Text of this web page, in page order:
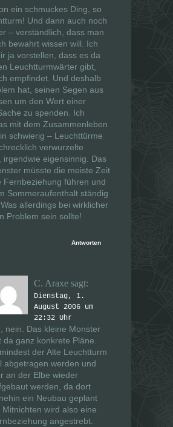
f
f
n
e
t
)
ein schmuckes Ding, so
Und dann auch noch
– verständlich, dass man
bewahrt wissen will. Ich
ja vorstellen, dass es da
Leuchtturmwärter gibt,
empfindet. Und deshalb
hat, seinen Segen aus
um den Wert einer
zu spenden. Ich
mit dem Zusammenleben
schwierig – Leuchttürme
verwurzelte
irgendwie eigensinnig. Das
müsste die meiste Zeit
Fernbeziehung führen und
Sommeraufenthalt ständig
allerdings bei wirklicher
Problem sein sollte!
Antworten
C. Araxe sagt:
Dienstag, 1.
August 2006 um
22:32 Uhr
nein. Das kleine Monster
da ganz konkrete Pläne.
der Alte Leuchtturm
abgetragen werden und
an der Elbe wieder
werden, da dort
ein Neubau geplant
Mitnichten wird also eine
angestrebt.